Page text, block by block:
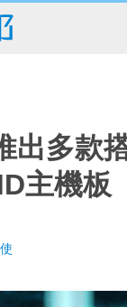
出多款
主機板